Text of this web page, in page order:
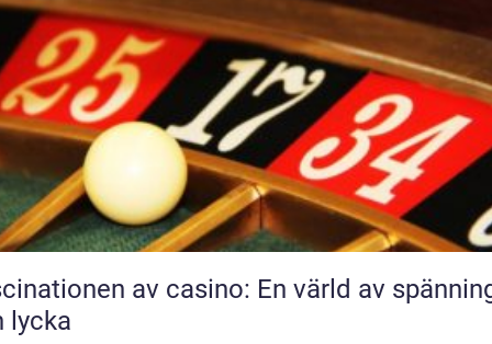
av casino: En värld av
lycka